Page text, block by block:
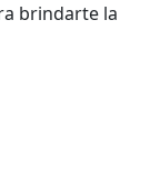
brindarte la